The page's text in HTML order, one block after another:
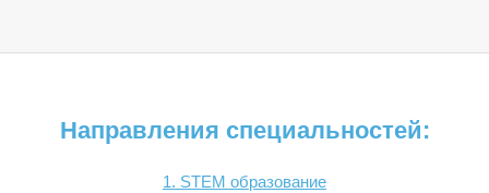
Направления специальностей:
1. STEM образование